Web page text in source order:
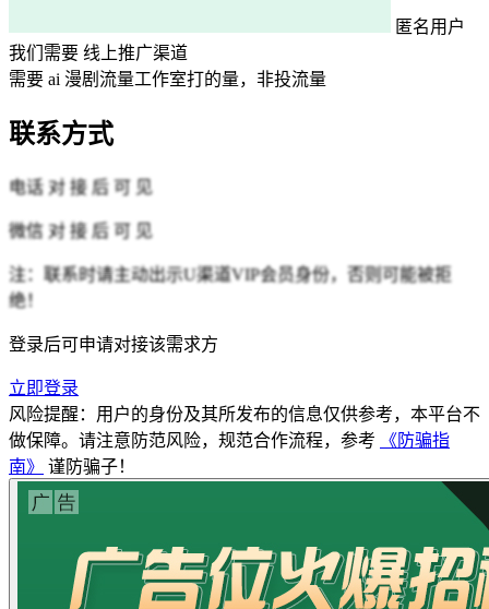
匿名用户
我们需要 线上推广渠道
需要 ai 漫剧流量工作室打的量，非投流量
联系方式
电话 对 接 后 可 见
微信 对 接 后 可 见
注：联系时请主动出示U渠道VIP会员身份，否则可能被拒
绝！
登录后可申请对接该需求方
立即登录
风险提醒：用户的身份及其所发布的信息仅供参考，本平台不
做保障。请注意防范风险，规范合作流程，参考
《防骗指
南》
谨防骗子！